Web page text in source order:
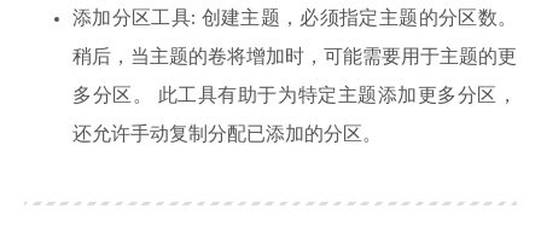
添加分区工具: 创建主题，必须指定主题的分区数。
稍后，当主题的卷将增加时，可能需要用于主题的更
多分区。 此工具有助于为特定主题添加更多分区，
还允许手动复制分配已添加的分区。